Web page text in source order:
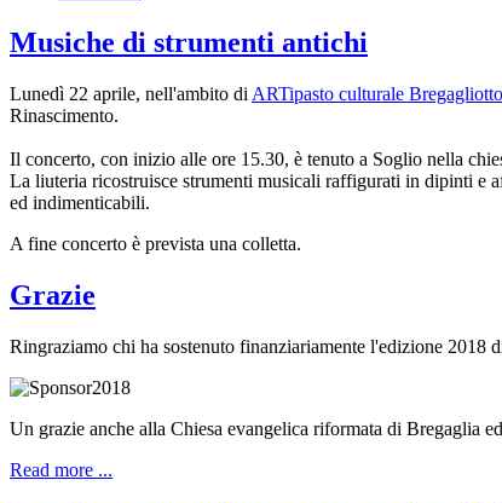
Musiche di strumenti antichi
Lunedì 22 aprile, nell'ambito di ARTipasto culturale Bregagliotto
Rinascimento.
Il concerto, con inizio alle ore 15.30, è tenuto a Soglio nella
La liuteria ricostruisce strumenti musicali raffigurati in dipinti e
ed indimenticabili.
A fine concerto è prevista una colletta.
Grazie
Ringraziamo chi ha sostenuto finanziariamente l'edizione 2018
Un grazie anche alla Chiesa evangelica riformata di Bregaglia
Read more ...